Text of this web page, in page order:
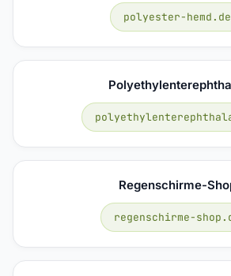
polyester-hemd.de
Regenschirme-
regenschirme-